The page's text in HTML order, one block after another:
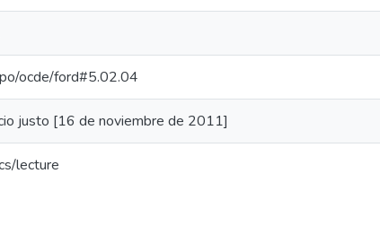
ocde/ford#5.02.04
justo [16 de noviembre de 2011]
lecture